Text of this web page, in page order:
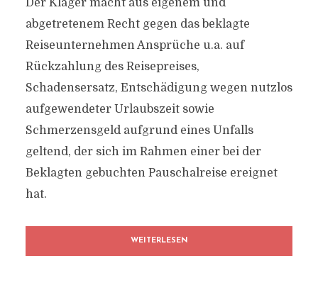
Der Kläger macht aus eigenem und
abgetretenem Recht gegen das beklagte
Reiseunternehmen Ansprüche u.a. auf
Rückzahlung des Reisepreises,
Schadensersatz, Entschädigung wegen nutzlos
aufgewendeter Urlaubszeit sowie
Schmerzensgeld aufgrund eines Unfalls
geltend, der sich im Rahmen einer bei der
Beklagten gebuchten Pauschalreise ereignet
hat.
WEITERLESEN